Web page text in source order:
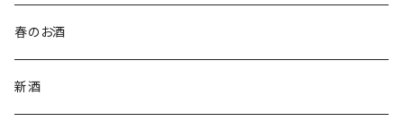
春のお酒
新酒